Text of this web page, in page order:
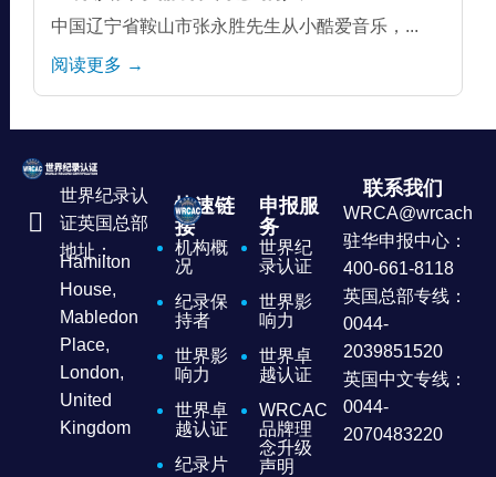
中国辽宁省鞍山市张永胜先生从小酷爱音乐，...
阅读更多 →
世界纪录认
证英国总部
地址：
Hamilton
House,
Mabledon
Place,
London,
United
Kingdom
快速链
接
机构概
况
纪录保
持者
世界影
响力
世界卓
越认证
纪录片
申报服
务
世界纪
录认证
世界影
响力
世界卓
越认证
WRCAC
品牌理
念升级
声明
联系我们
驻华申报中心：
400-661-8118
英国总部专线：
0044-
2039851520
英国中文专线：
0044-
2070483220